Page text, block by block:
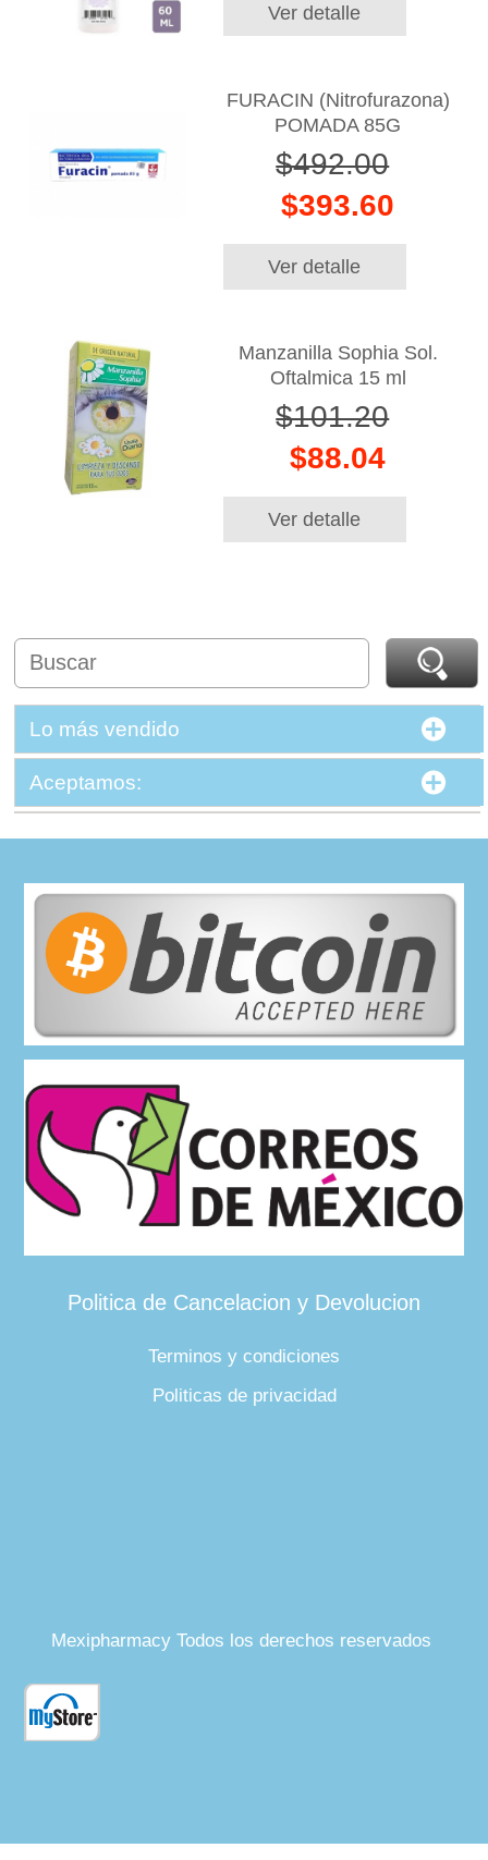
Ver detalle
FURACIN (Nitrofurazona)
POMADA 85G
$492.00
$393.60
Ver detalle
Manzanilla Sophia Sol.
Oftalmica 15 ml
$101.20
$88.04
Ver detalle
Lo más vendido
Aceptamos:
Politica de Cancelacion y Devolucion
Terminos y condiciones
Politicas de privacidad
Mexipharmacy Todos los derechos reservados